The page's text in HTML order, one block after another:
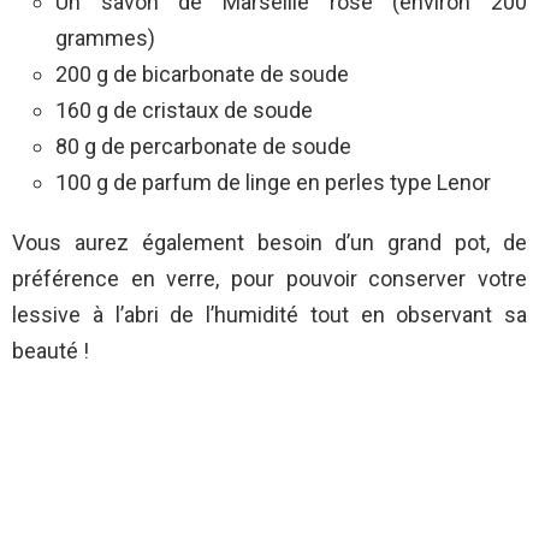
grammes)
200 g de bicarbonate de soude
160 g de cristaux de soude
80 g de percarbonate de soude
100 g de parfum de linge en perles type Lenor
Vous aurez également besoin d’un grand pot, de
préférence en verre, pour pouvoir conserver votre
lessive à l’abri de l’humidité tout en observant sa
beauté !